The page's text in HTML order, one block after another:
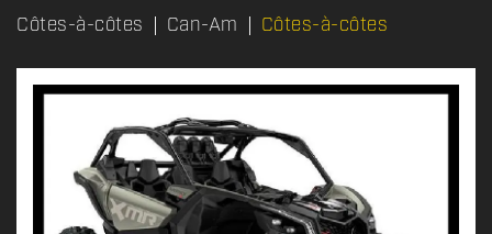
Côtes-à-côtes Can-Am Côtes-à-côtes